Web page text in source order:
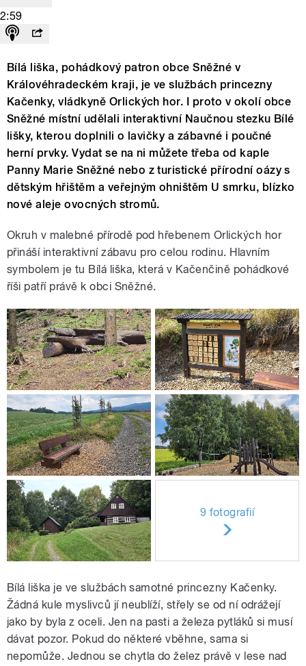
2:59
Bílá liška, pohádkový patron obce Sněžné v
Královéhradeckém kraji, je ve službách princezny
Kačenky, vládkyně Orlických hor. I proto v okolí obce
Sněžné místní udělali interaktivní Naučnou stezku Bílé
lišky, kterou doplnili o lavičky a zábavné i poučné
herní prvky. Vydat se na ni můžete třeba od kaple
Panny Marie Sněžné nebo z turistické přírodní oázy s
dětským hřištěm a veřejným ohništěm U smrku, blízko
nové aleje ovocných stromů.
Okruh v malebné přírodě pod hřebenem Orlických hor
přináší interaktivní zábavu pro celou rodinu. Hlavním
symbolem je tu Bílá liška, která v Kačenčině pohádkové
říši patří právě k obci Sněžné.
9 fotografií
Bílá liška je ve službách samotné princezny Kačenky.
Žádná kule myslivců jí neublíží, střely se od ní odrážejí
jako by byla z oceli. Jen na pasti a železa pytláků si musí
dávat pozor. Pokud do některé vběhne, sama si
nepomůže. Jednou se chytla do želez právě v lese nad